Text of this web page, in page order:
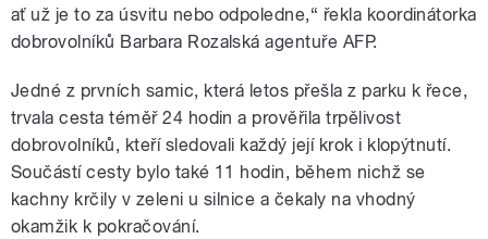
ať už je to za úsvitu nebo odpoledne,“ řekla koordinátorka
dobrovolníků Barbara Rozalská agentuře AFP.
Jedné z prvních samic, která letos přešla z parku k řece,
trvala cesta téměř 24 hodin a prověřila trpělivost
dobrovolníků, kteří sledovali každý její krok i klopýtnutí.
Součástí cesty bylo také 11 hodin, během nichž se
kachny krčily v zeleni u silnice a čekaly na vhodný
okamžik k pokračování.